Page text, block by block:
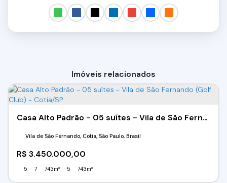
Imóveis relacionados
Casa Alto Padrão - 05 suítes - Vila de São Fernando (Golf Club) - Cotia/SP
R$ 3.450.000,00
Vila de São Fernando, Cotia, São Paulo, Brasil
5 7 743m² 5 743m²